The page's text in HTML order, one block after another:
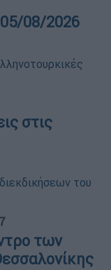
05/08/2026
στις
των